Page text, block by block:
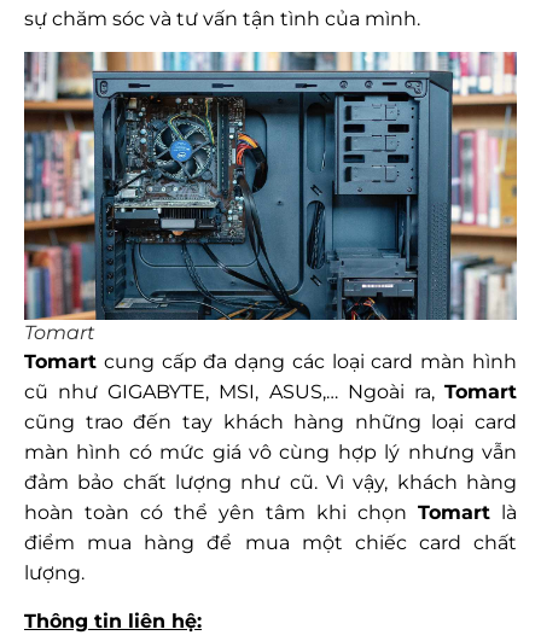
sự chăm sóc và tư vấn tận tình của mình.
Tomart
Tomart cung cấp đa dạng các loại card màn hình
cũ như GIGABYTE, MSI, ASUS,… Ngoài ra, Tomart
cũng trao đến tay khách hàng những loại card
màn hình có mức giá vô cùng hợp lý nhưng vẫn
đảm bảo chất lượng như cũ. Vì vậy, khách hàng
hoàn toàn có thể yên tâm khi chọn Tomart là
điểm mua hàng để mua một chiếc card chất
lượng.
Thông tin liên hệ: